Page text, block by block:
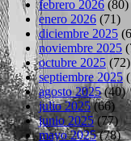
febrero 2026 (80)
enero 2026 (71)
diciembre 2025
noviembre 2025
octubre 2025 (72)
septiembre 2025
agosto 2025(40)
julio 2025(66)
junio 2025(77)
mayo 2025(78)